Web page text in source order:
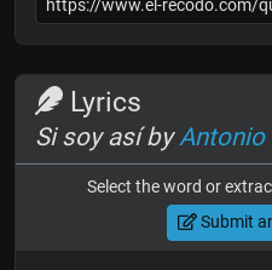
Lyrics
Si soy así byAntonio
Select the word or
Submit